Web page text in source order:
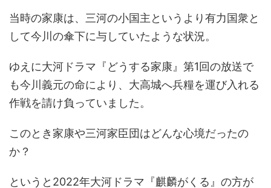
当時の家康は、三河の小国主というより有力国衆と
して今川の傘下に与していたような状況。
ゆえに大河ドラマ『どうする家康』第1回の放送で
も今川義元の命により、大高城へ兵糧を運び入れる
作戦を請け負っていました。
このとき家康や三河家臣団はどんな心境だったの
か？
というと2022年大河ドラマ『麒麟がくる』の方が